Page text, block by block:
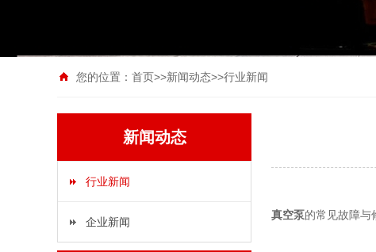
您的位置： 首页>>新闻动态>>行业新闻
新闻动态
行业新闻
企业新闻
真空泵的常见故障与